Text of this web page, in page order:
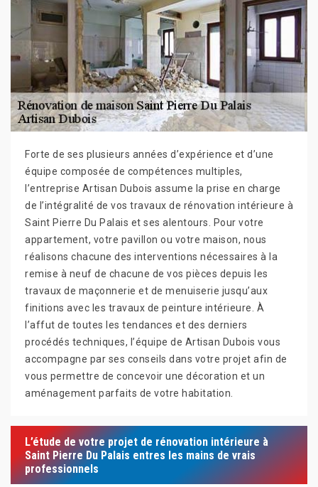
Forte de ses plusieurs années d’expérience et d’une
équipe composée de compétences multiples,
l’entreprise Artisan Dubois assume la prise en charge
de l’intégralité de vos travaux de rénovation intérieure à
Saint Pierre Du Palais et ses alentours. Pour votre
appartement, votre pavillon ou votre maison, nous
réalisons chacune des interventions nécessaires à la
remise à neuf de chacune de vos pièces depuis les
travaux de maçonnerie et de menuiserie jusqu’aux
finitions avec les travaux de peinture intérieure. À
l’affut de toutes les tendances et des derniers
procédés techniques, l’équipe de Artisan Dubois vous
accompagne par ses conseils dans votre projet afin de
vous permettre de concevoir une décoration et un
aménagement parfaits de votre habitation.
L’étude de votre projet de rénovation intérieure à
Saint Pierre Du Palais entres les mains de vrais
professionnels